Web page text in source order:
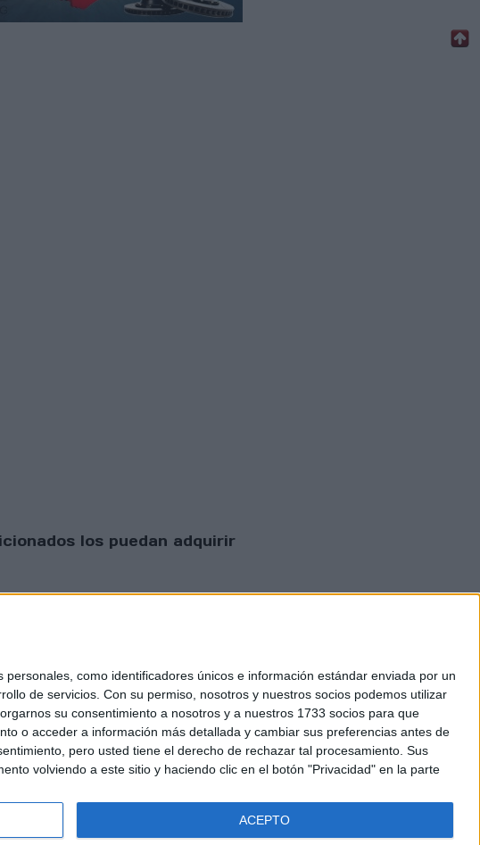
como identificadores únicos e información estándar enviada por un
de servicios. Con su permiso, nosotros y nuestros socios podemos utilizar
su consentimiento a nosotros y a nuestros 1733 socios para que
o acceder a información más detallada y cambiar sus preferencias antes de
pero usted tiene el derecho de rechazar tal procesamiento. Sus
volviendo a este sitio y haciendo clic en el botón "Privacidad" en la parte
ACEPTO
los puedan adquirir
de privacidad